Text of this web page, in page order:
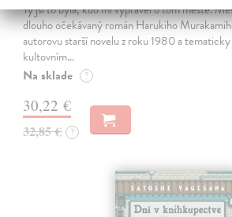
Ty jsi to byla, kdo mi vyprávěl o tom městě.
dlouho očekávaný román Harukiho
autorovu starší novelu z roku 1980 a tematicky
kultovním…
Na sklade ?
30,22 €
32,85 € ?